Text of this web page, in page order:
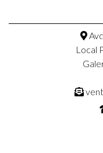
Local